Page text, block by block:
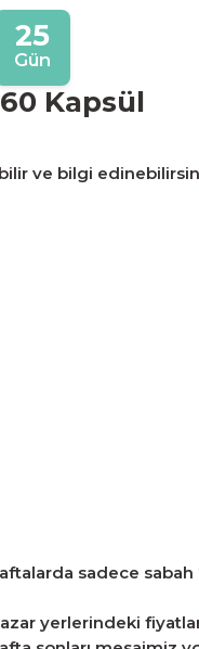
25
Gün
Kapsül
ve bilgi
sadece
yerlerindeki